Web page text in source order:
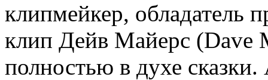
клипмейкер, обладатель
клип Дейв Майерс (Dave
полностью в духе сказки.